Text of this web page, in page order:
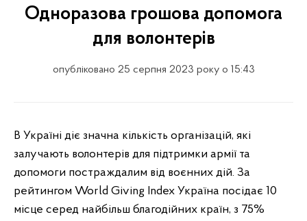
Одноразова грошова допомога
для волонтерів
опубліковано 25 серпня 2023 року о 15:43
В Україні діє значна кількість організацій, які
залучають волонтерів для підтримки армії та
допомоги постраждалим від воєнних дій. За
рейтингом World Giving Index Україна посідає 10
місце серед найбільш благодійних країн, з 75%